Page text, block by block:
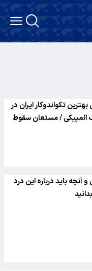
بهترین تکواندوکار ایران در
المپیکی / مستعان سقوط
آنچه باید درباره این درد